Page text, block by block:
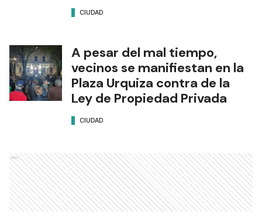
CIUDAD
A pesar del mal tiempo,
vecinos se manifiestan en la
Plaza Urquiza contra de la
Ley de Propiedad Privada
CIUDAD
Ads